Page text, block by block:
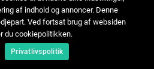
Cookies
oss
Sitemap
af indhold og annoncer. Denne
Ved fortsat brug af websiden
du cookiepolitikken.
Privatlivspolitik